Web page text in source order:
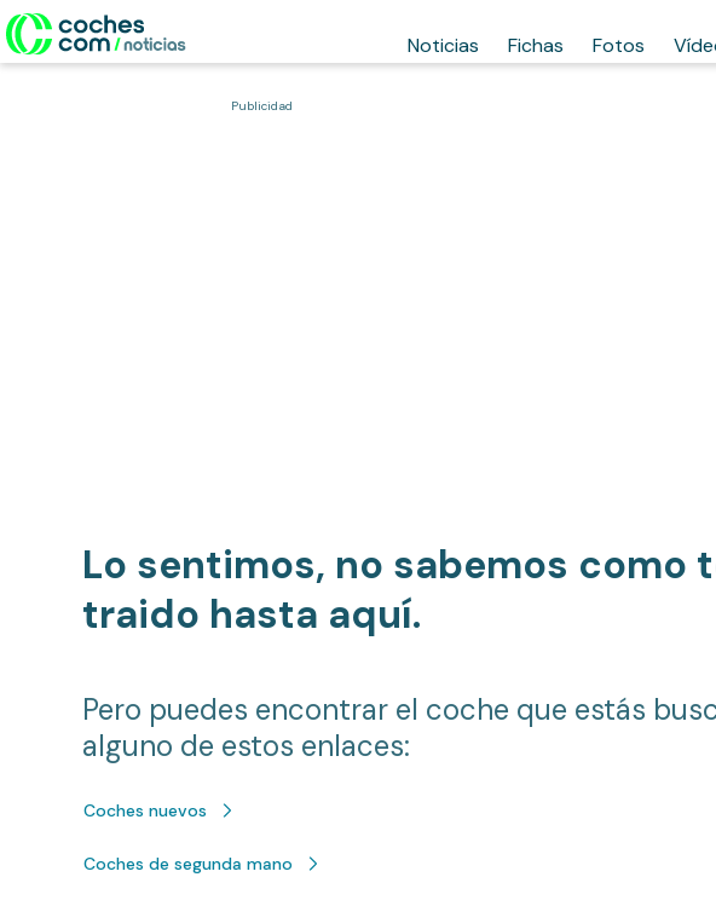
Noticias Fichas Fotos
Publicidad
Lo sentimos, no sabemos como
traido hasta aquí.
Pero puedes encontrar el coche que estás
alguno de estos enlaces:
Coches nuevos
Coches de segunda mano